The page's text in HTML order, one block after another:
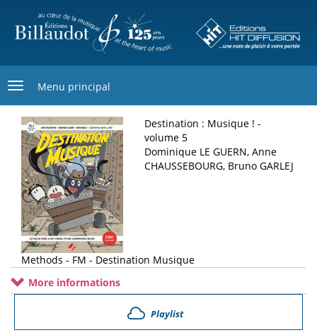
main
Menu principal
Destination : Musique ! -
volume 5
Dominique LE GUERN, Anne
CHAUSSEBOURG, Bruno GARLEJ
Methods - FM - Destination Musique
More informations
Playlist